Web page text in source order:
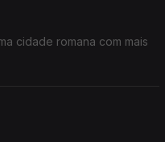
cidade romana com mais